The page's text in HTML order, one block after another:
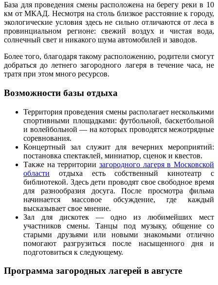
База для проведения смены расположена на берегу реки в 10
км от МКАД. Несмотря на столь близкое расстояние к городу,
экологические условия здесь не сильно отличаются от леса в
провинциальном регионе: свежий воздух и чистая вода,
солнечный свет и никакого шума автомобилей и заводов.
Более того, благодаря такому расположению, родители смогут
добраться до летнего загородного лагеря в течение часа, не
тратя при этом много ресурсов.
Возможности базы отдыха
Территория проведения смены располагает несколькими
спортивными площадками: футбольной, баскетбольной
и волейбольной — на которых проводятся межотрядные
соревнования.
Концертный зал служит для вечерних мероприятий:
постановка спектаклей, миниатюр, сценок и квестов.
Также на территории загородного лагеря в Московской
области отдыха есть собственный кинотеатр с
библиотекой. Здесь дети проводят свое свободное время
для разнообразия досуга. После просмотра фильма
начинается массовое обсуждение, где каждый
высказывает свое мнение.
Зал для дискотек — одно из любимейших мест
участников смены. Танцы под музыку, общение со
старыми друзьями или новыми знакомыми отлично
помогают разгрузиться после насыщенного дня и
подготовиться к следующему.
Программа загородных лагерей в августе